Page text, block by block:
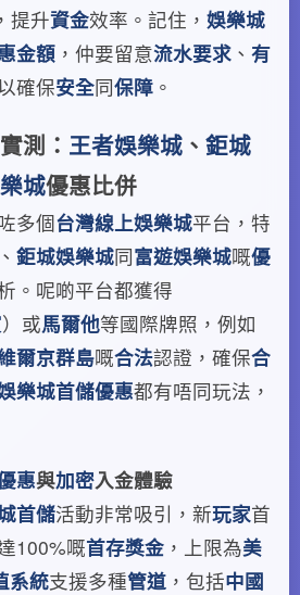
，提升資金效率。記住， 娛樂城
金額 ，仲要留意流水要求 、 有
確保安全同保障 。
測： 王者娛樂城 、 鉅城
城優惠比併
多個台灣線上娛樂城平台，特
、 鉅城娛樂城同富遊娛樂城嘅優
。呢啲平台都獲得
）或馬爾他等國際牌照，例如
爾京群島嘅合法認證，確保合
樂城首儲優惠都有唔同玩法，
惠與加密入金體驗
首儲活動非常吸引，新玩家首
100%嘅首存獎金 ，上限為美
系統支援多種管道 ，包括中國